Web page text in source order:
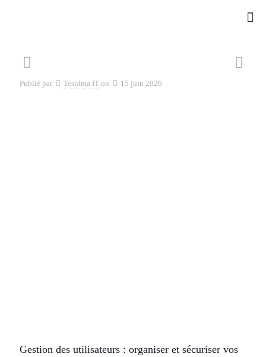
Publié par Tesnima IT on 15 juin 2026
Gestion des utilisateurs : organiser et sécuriser vos